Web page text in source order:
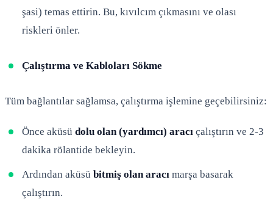
şasi) temas ettirin. Bu, kıvılcım çıkmasını ve olası
riskleri önler.
Çalıştırma ve Kabloları Sökme
Tüm bağlantılar sağlamsa, çalıştırma işlemine geçebilirsiniz:
Önce aküsü dolu olan (yardımcı) aracı çalıştırın ve 2-3
dakika rölantide bekleyin.
Ardından aküsü bitmiş olan aracı marşa basarak
çalıştırın.